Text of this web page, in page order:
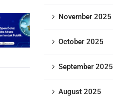
November 2025
October 2025
September 2025
August 2025